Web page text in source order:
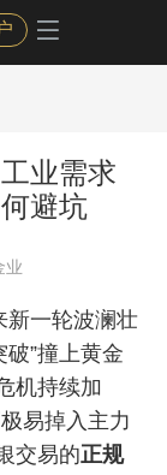
业需求
避坑
业
新一轮波澜壮
”撞上黄金
机持续加
易掉入主力
交易的正规